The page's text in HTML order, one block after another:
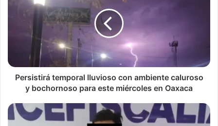
Persistirá temporal lluvioso con ambiente caluroso
y bochornoso para este miércoles en Oaxaca